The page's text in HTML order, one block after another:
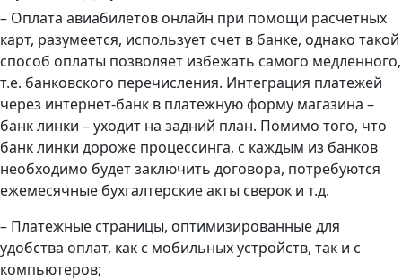
– Оплата авиабилетов онлайн при помощи расчетных
карт, разумеется, использует счет в банке, однако такой
способ оплаты позволяет избежать самого медленного,
т.е. банковского перечисления. Интеграция платежей
через интернет-банк в платежную форму магазина –
банк линки – уходит на задний план. Помимо того, что
банк линки дороже процессинга, с каждым из банков
необходимо будет заключить договора, потребуются
ежемесячные бухгалтерские акты сверок и т.д.
– Платежные страницы, оптимизированные для
удобства оплат, как с мобильных устройств, так и с
компьютеров;